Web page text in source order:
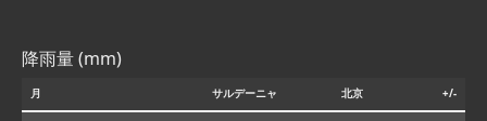
降雨量 (mm)
月 サルデーニャ 北京 +/-